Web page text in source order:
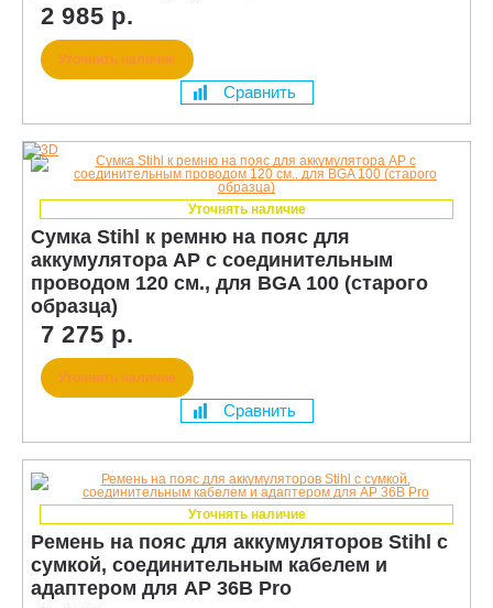
2 985 р.
Уточнить наличие
Сравнить
Уточнять наличие
Сумка Stihl к ремню на пояс для
аккумулятора AP с соединительным
проводом 120 см., для BGA 100 (старого
образца)
7 275 р.
Уточнить наличие
Сравнить
Уточнять наличие
Ремень на пояс для аккумуляторов Stihl с
сумкой, соединительным кабелем и
адаптером для AP 36В Pro